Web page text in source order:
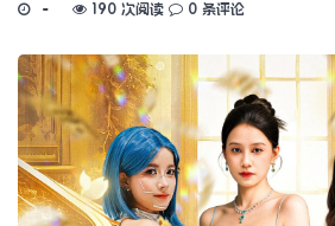
190 次阅读 0 条评论